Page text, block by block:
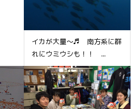
イカが大量～♬ 南方系に群
れにウミウシも！！ ...